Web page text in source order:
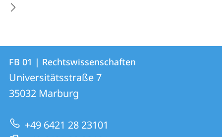
Kontakt
und
Informationen
zur
Kontaktinformationen
FB
01
|
Rechtswissenschaften
FB 01 | Rechtswissenschaften
Universitätsstraße 7
35032 Marburg
+49 6421 28 23101